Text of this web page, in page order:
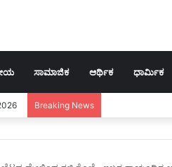
ಸಾಮಾಜಿಕ ಆರ್ಥಿಕ ಧಾರ್ಮಿಕ
Breaking News